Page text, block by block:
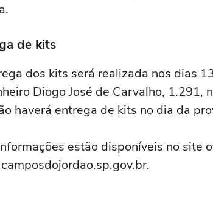
de kits
dos kits será realizada nos dias
Diogo José de Carvalho,
haverá entrega de kits no dia da
estão disponíveis no site